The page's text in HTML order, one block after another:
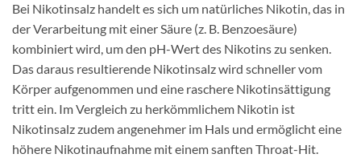
Bei Nikotinsalz handelt es sich um natürliches Nikotin, das in
der Verarbeitung mit einer Säure (z. B. Benzoesäure)
kombiniert wird, um den pH-Wert des Nikotins zu senken.
Das daraus resultierende Nikotinsalz wird schneller vom
Körper aufgenommen und eine raschere Nikotinsättigung
tritt ein. Im Vergleich zu herkömmlichem Nikotin ist
Nikotinsalz zudem angenehmer im Hals und ermöglicht eine
höhere Nikotinaufnahme mit einem sanften Throat-Hit.